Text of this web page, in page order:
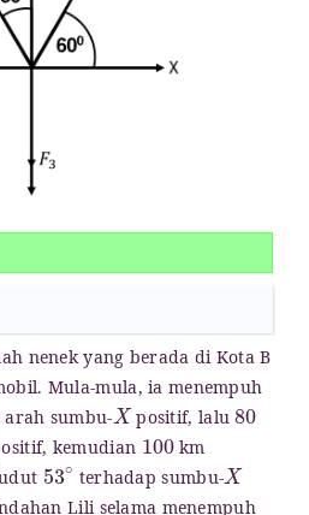
nenek yang berada di Kota B
Mula-mula, ia menempuh
sumbu-X positif, lalu80
kemudian100km
53∘terhadap sumbu-X